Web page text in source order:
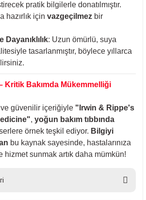
pratik bilgilerle donatılmıştır.
hazırlık için vazgeçilmez bir
Dayanıklılık: Uzun ömürlü, suya
tasarlanmıştır, böylece yıllarca
Kritik Bakımda Mükemmelliği
güvenilir içeriğiyle "Irwin & Rippe's
, yoğun bakım tıbbında
örnek teşkil ediyor. Bilgiyi
bu kaynak sayesinde, hastalarınıza
hizmet sunmak artık daha mümkün!